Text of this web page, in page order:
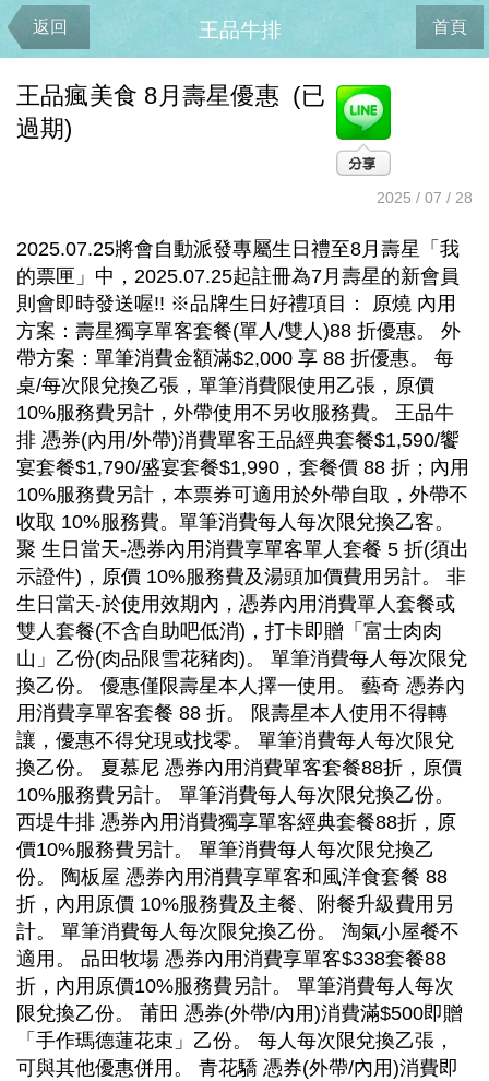
返回 首頁
王品牛排
王品瘋美食 8月壽星優惠 (已
過期)
2025 / 07 / 28
2025.07.25將會自動派發專屬生日禮至8月壽星「我
的票匣」中，2025.07.25起註冊為7月壽星的新會員
則會即時發送喔!! ※品牌生日好禮項目： 原燒 內用
方案：壽星獨享單客套餐(單人/雙人)88 折優惠。 外
帶方案：單筆消費金額滿$2,000 享 88 折優惠。 每
桌/每次限兌換乙張，單筆消費限使用乙張，原價
10%服務費另計，外帶使用不另收服務費。 王品牛
排 憑券(內用/外帶)消費單客王品經典套餐$1,590/饗
宴套餐$1,790/盛宴套餐$1,990，套餐價 88 折；內用
10%服務費另計，本票券可適用於外帶自取，外帶不
收取 10%服務費。單筆消費每人每次限兌換乙客。
聚 生日當天-憑券內用消費享單客單人套餐 5 折(須出
示證件)，原價 10%服務費及湯頭加價費用另計。 非
生日當天-於使用效期內，憑券內用消費單人套餐或
雙人套餐(不含自助吧低消)，打卡即贈「富士肉肉
山」乙份(肉品限雪花豬肉)。 單筆消費每人每次限兌
換乙份。 優惠僅限壽星本人擇一使用。 藝奇 憑券內
用消費享單客套餐 88 折。 限壽星本人使用不得轉
讓，優惠不得兌現或找零。 單筆消費每人每次限兌
換乙份。 夏慕尼 憑券內用消費單客套餐88折，原價
10%服務費另計。 單筆消費每人每次限兌換乙份。
西堤牛排 憑券內用消費獨享單客經典套餐88折，原
價10%服務費另計。 單筆消費每人每次限兌換乙
份。 陶板屋 憑券內用消費享單客和風洋食套餐 88
折，內用原價 10%服務費及主餐、附餐升級費用另
計。 單筆消費每人每次限兌換乙份。 淘氣小屋餐不
適用。 品田牧場 憑券內用消費享單客$338套餐88
折，內用原價10%服務費另計。 單筆消費每人每次
限兌換乙份。 莆田 憑券(外帶/內用)消費滿$500即贈
「手作瑪德蓮花束」乙份。 每人每次限兌換乙張，
可與其他優惠併用。 青花驕 憑券(外帶/內用)消費即